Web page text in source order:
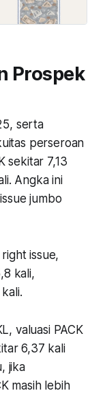
Prospek
serta
perseroan
sekitar 7,13
Angka ini
jumbo
issue,
kali,
valuasi PACK
6,37 kali
jika
masih lebih